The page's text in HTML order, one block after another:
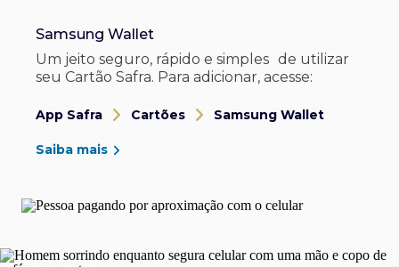
Samsung Wallet
Um jeito seguro, rápido e simples de utilizar
seu Cartão Safra. Para adicionar, acesse:
App Safra Cartões Samsung Wallet
Saiba mais